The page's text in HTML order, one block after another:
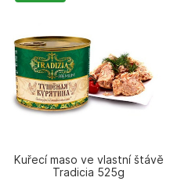
Kuřecí maso ve vlastní štávě
Tradicia 525g